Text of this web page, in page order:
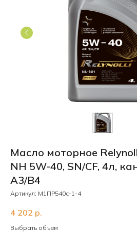
Масло моторное
NH 5W-40, SN/CF, 4л,
A3/B4
Артикул: М1ПР540с-1-4
4 202 р.
Выбрать объем